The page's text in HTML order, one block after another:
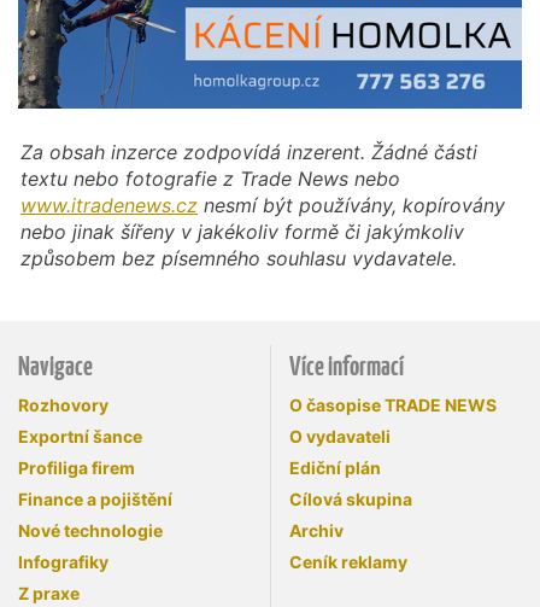
Za obsah inzerce zodpovídá inzerent. Žádné části
textu nebo fotografie z Trade News nebo
www.itradenews.cz nesmí být používány, kopírovány
nebo jinak šířeny v jakékoliv formě či jakýmkoliv
způsobem bez písemného souhlasu vydavatele.
Navigace
Rozhovory
Exportní šance
Profiliga firem
Finance a pojištění
Nové technologie
Infografiky
Z praxe
Více informací
O časopise TRADE NEWS
O vydavateli
Ediční plán
Cílová skupina
Archiv
Ceník reklamy